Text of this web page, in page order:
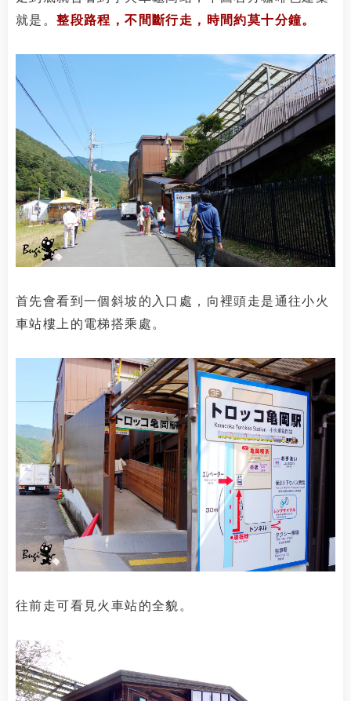
就是。整段路程，不間斷行走，時間約莫十分鐘。
首先會看到一個斜坡的入口處，向裡頭走是通往小火
車站樓上的電梯搭乘處。
往前走可看見火車站的全貌。